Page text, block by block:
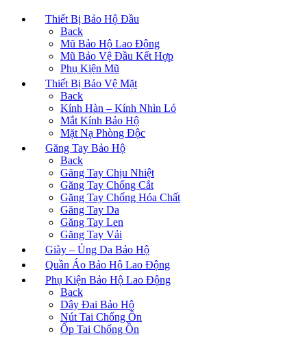
Thiết Bị Bảo Hộ Đầu
Back
Mũ Bảo Hộ Lao Động
Mũ Bảo Vệ Đầu Kết Hợp
Phụ Kiện Mũ
Thiết Bị Bảo Vệ Mặt
Back
Kính Hàn – Kính Nhìn Ló
Mắt Kính Bảo Hộ
Mặt Nạ Phòng Độc
Găng Tay Bảo Hộ
Back
Găng Tay Chịu Nhiệt
Găng Tay Chống Cắt
Găng Tay Chống Hóa Chất
Găng Tay Da
Găng Tay Len
Găng Tay Vải
Giày – Ủng Da Bảo Hộ
Quần Áo Bảo Hộ Lao Động
Phụ Kiện Bảo Hộ Lao Động
Back
Dây Đai Bảo Hộ
Nút Tai Chống Ồn
Ốp Tai Chống Ồn